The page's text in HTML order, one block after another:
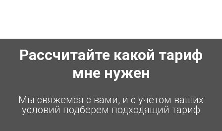
Рассчитайте какой тариф
мне нужен
Мы свяжемся с вами, и с учетом ваших
условий подберем подходящий тариф